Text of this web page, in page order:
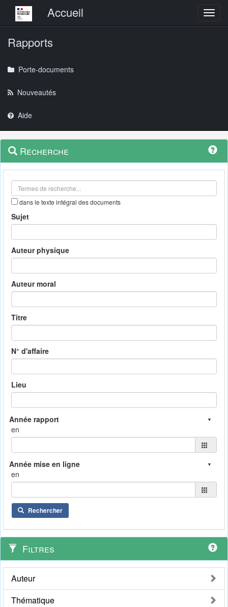
Menu principalAccueil
Rapports
Porte-documents
Nouveautés
Aide
Navigation
outils
Menu
contextuel
Recherche
dans le texte intégral des documents
Sujet
Auteur physique
Auteur moral
Titre
N° d'affaire
Lieu
en
en
Rechercher
Filtres
Auteur
Thématique